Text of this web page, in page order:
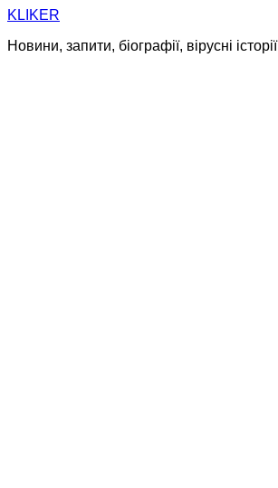
Skip
content
KLIKER
Новини, запити, біографії, вірусні історії